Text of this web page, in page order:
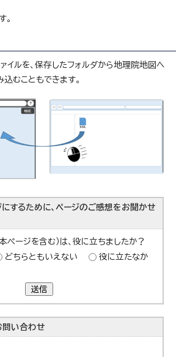
。
イルを、保存したフォルダから地理院地図へ
込むこともできます。
するために、ページのご感想をお聞かせ
ページを含む）は、役に立ちましたか？
どちらともいえない
役に立たなか
送信
問い合わせ